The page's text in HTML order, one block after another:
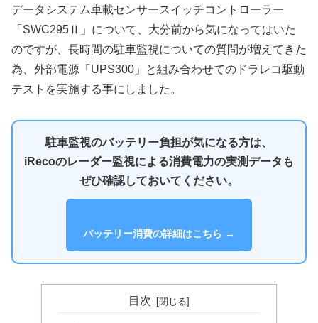
データシステム車載センサースイッチコントローラー
「SWC295Ⅱ」について、大分前から気になってはいた
のですが、長時間の駐車監視についての質問が増えてきた
為、外部電源「UPS300」と組み合わせてのドラレコ駆動
テストを実施する事にしました。
駐車監視のバッテリー負担が気になる方は、
iRecoのレーダー監視による消費電力の実測データも
ぜひ確認しておいてください。
バッテリー消費の詳細はこちら →
目次